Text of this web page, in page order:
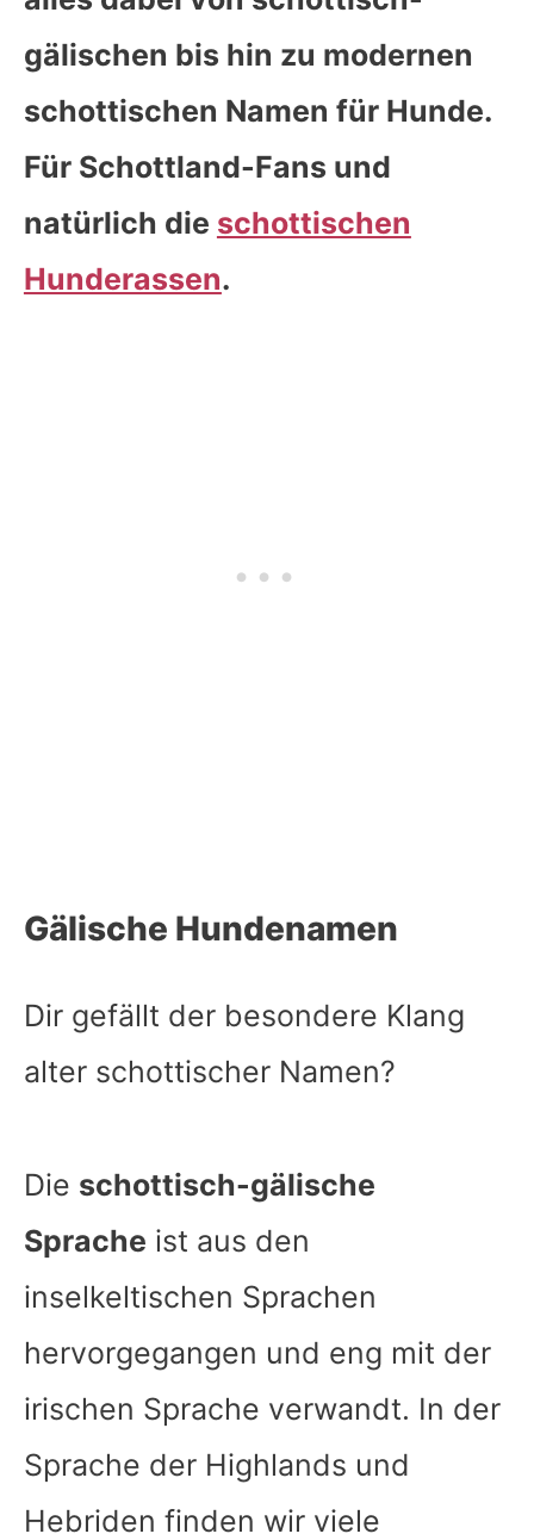
gälischen bis hin zu modernen
schottischen Namen für Hunde.
Für Schottland-Fans und
natürlich die schottischen
Hunderassen.
Gälische Hundenamen
Dir gefällt der besondere Klang
alter schottischer Namen?
Die schottisch-gälische
Sprache ist aus den
inselkeltischen Sprachen
hervorgegangen und eng mit der
irischen Sprache verwandt. In der
Sprache der Highlands und
Hebriden finden wir viele